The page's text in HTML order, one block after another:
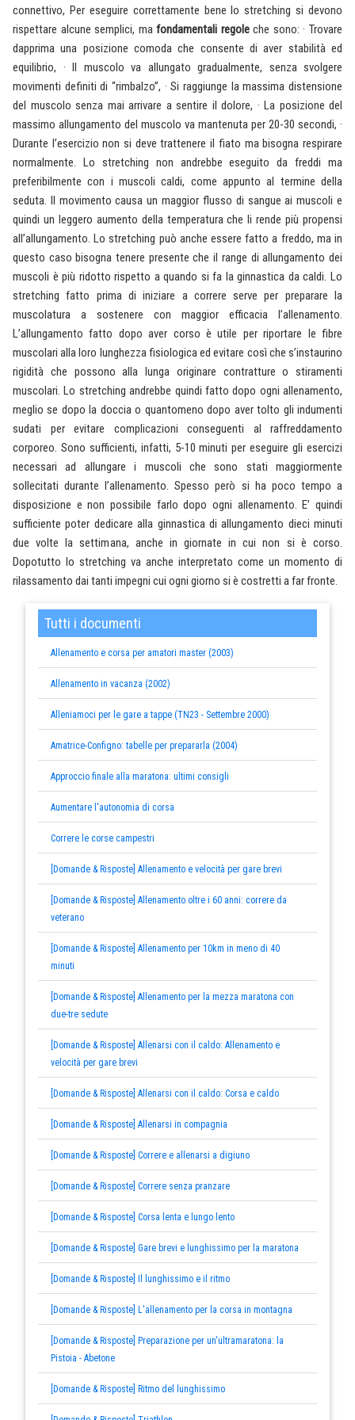
connettivo, Per eseguire correttamente bene lo stretching si devono
rispettare alcune semplici, mafondamentali regoleche sono: · Trovare
dapprima una posizione comoda che consente di aver stabilità ed
equilibrio, · Il muscolo va allungato gradualmente, senza svolgere
movimenti definiti di “rimbalzo”, · Si raggiunge la massima distensione
del muscolo senza mai arrivare a sentire il dolore, · La posizione del
massimo allungamento del muscolo va mantenuta per 20-30 secondi, ·
Durante l’esercizio non si deve trattenere il fiato ma bisogna respirare
normalmente. Lo stretching non andrebbe eseguito da freddi ma
preferibilmente con i muscoli caldi, come appunto al termine della
seduta. Il movimento causa un maggior flusso di sangue ai muscoli e
quindi un leggero aumento della temperatura che li rende più propensi
all’allungamento. Lo stretching può anche essere fatto a freddo, ma in
questo caso bisogna tenere presente che il range di allungamento dei
muscoli è più ridotto rispetto a quando si fa la ginnastica da caldi. Lo
stretching fatto prima di iniziare a correre serve per preparare la
muscolatura a sostenere con maggior efficacia l’allenamento.
L’allungamento fatto dopo aver corso è utile per riportare le fibre
muscolari alla loro lunghezza fisiologica ed evitare così che s’instaurino
rigidità che possono alla lunga originare contratture o stiramenti
muscolari. Lo stretching andrebbe quindi fatto dopo ogni allenamento,
meglio se dopo la doccia o quantomeno dopo aver tolto gli indumenti
sudati per evitare complicazioni conseguenti al raffreddamento
corporeo. Sono sufficienti, infatti, 5-10 minuti per eseguire gli esercizi
necessari ad allungare i muscoli che sono stati maggiormente
sollecitati durante l’allenamento. Spesso però si ha poco tempo a
disposizione e non possibile farlo dopo ogni allenamento. E’ quindi
sufficiente poter dedicare alla ginnastica di allungamento dieci minuti
due volte la settimana, anche in giornate in cui non si è corso.
Dopotutto lo stretching va anche interpretato come un momento di
rilassamento dai tanti impegni cui ogni giorno si è costretti a far fronte.
Tutti i documenti
Allenamento e corsa per amatori master (2003)
Allenamento in vacanza (2002)
Alleniamoci per le gare a tappe (TN23 - Settembre 2000)
Amatrice-Configno: tabelle per prepararla (2004)
Approccio finale alla maratona: ultimi consigli
Aumentare l'autonomia di corsa
Correre le corse campestri
[Domande & Risposte] Allenamento e velocità per gare brevi
[Domande & Risposte] Allenamento oltre i 60 anni: correre da
veterano
[Domande & Risposte] Allenamento per 10km in meno di 40
minuti
[Domande & Risposte] Allenamento per la mezza maratona con
due-tre sedute
[Domande & Risposte] Allenarsi con il caldo: Allenamento e
velocità per gare brevi
[Domande & Risposte] Allenarsi con il caldo: Corsa e caldo
[Domande & Risposte] Allenarsi in compagnia
[Domande & Risposte] Correre e allenarsi a digiuno
[Domande & Risposte] Correre senza pranzare
[Domande & Risposte] Corsa lenta e lungo lento
[Domande & Risposte] Gare brevi e lunghissimo per la maratona
[Domande & Risposte] Il lunghissimo e il ritmo
[Domande & Risposte] L'allenamento per la corsa in montagna
[Domande & Risposte] Preparazione per un'ultramaratona: la
Pistoia - Abetone
[Domande & Risposte] Ritmo del lunghissimo